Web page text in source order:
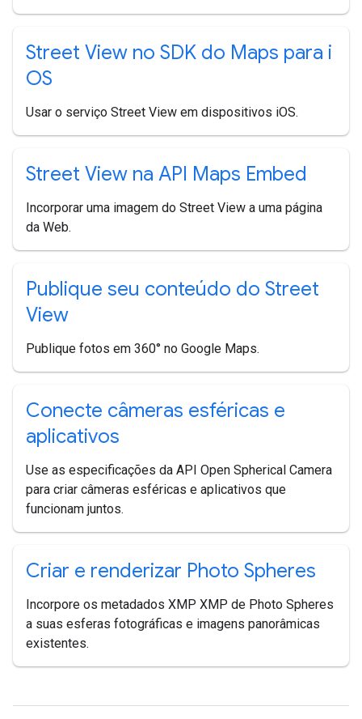
Street View no SDK do Maps para i
OS
Usar o serviço Street View em dispositivos iOS.
Street View na API Maps Embed
Incorporar uma imagem do Street View a uma página
da Web.
Publique seu conteúdo do Street
View
Publique fotos em 360° no Google Maps.
Conecte câmeras esféricas e
aplicativos
Use as especificações da API Open Spherical Camera
para criar câmeras esféricas e aplicativos que
funcionam juntos.
Criar e renderizar Photo Spheres
Incorpore os metadados XMP XMP de Photo Spheres
a suas esferas fotográficas e imagens panorâmicas
existentes.